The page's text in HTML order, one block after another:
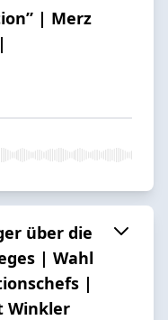
| Merz
über die
| Wahl
|
Winkler